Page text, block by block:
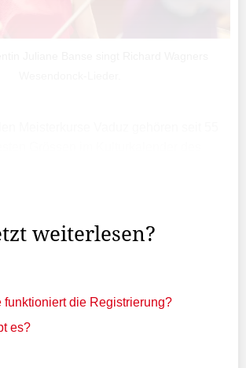
weiterlesen?
funktioniert die Registrierung?
es?